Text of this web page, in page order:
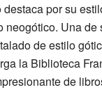
destaca por su
neogótico. Una
de estilo
la Biblioteca
de